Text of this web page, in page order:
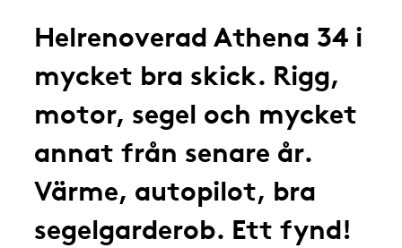
Helrenoverad Athena 34 i
mycket bra skick. Rigg,
motor, segel och mycket
annat från senare år.
Värme, autopilot, bra
segelgarderob. Ett fynd!